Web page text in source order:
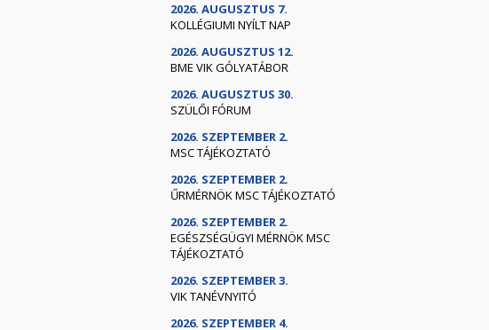
2026. AUGUSZTUS 7.
KOLLÉGIUMI NYÍLT NAP
2026. AUGUSZTUS 12.
BME VIK GÓLYATÁBOR
2026. AUGUSZTUS 30.
SZÜLŐI FÓRUM
2026. SZEPTEMBER 2.
MSC TÁJÉKOZTATÓ
2026. SZEPTEMBER 2.
ŰRMÉRNÖK MSC TÁJÉKOZTATÓ
2026. SZEPTEMBER 2.
EGÉSZSÉGÜGYI MÉRNÖK MSC
TÁJÉKOZTATÓ
2026. SZEPTEMBER 3.
VIK TANÉVNYITÓ
2026. SZEPTEMBER 4.